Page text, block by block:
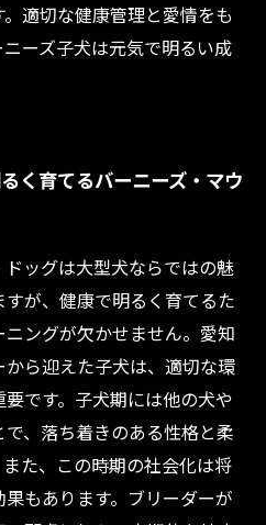
適切な健康管理と愛情をも
ーズ子犬は元気で明るい成
く育てるバーニーズ・マウ
ッグは大型犬ならではの魅
が、健康で明るく育てるた
ングが欠かせません。愛知
ら迎えた子犬は、適切な環
です。子犬期には他の犬や
、落ち着きのある性格と柔
た、この時期の社会化は将
もあります。ブリーダーが